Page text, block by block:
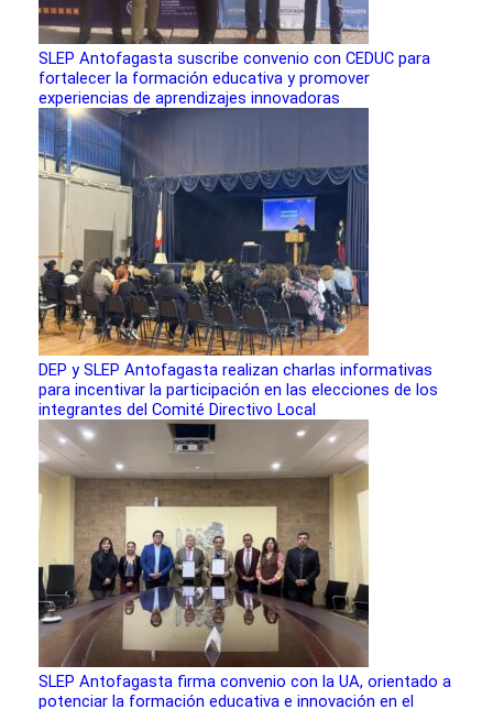
SLEP Antofagasta suscribe convenio con CEDUC para
fortalecer la formación educativa y promover
experiencias de aprendizajes innovadoras
DEP y SLEP Antofagasta realizan charlas informativas
para incentivar la participación en las elecciones de los
integrantes del Comité Directivo Local
SLEP Antofagasta firma convenio con la UA, orientado a
potenciar la formación educativa e innovación en el